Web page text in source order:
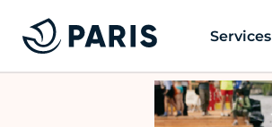
Services